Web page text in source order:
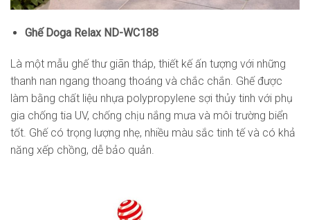
Ghế Doga Relax ND-WC188
Là một mẫu ghế thư giãn tháp, thiết kế ấn tượng với những
thanh nan ngang thoang thoáng và chắc chắn. Ghế được
làm bằng chất liệu nhựa polypropylene sợi thủy tinh với phụ
gia chống tia UV, chống chịu nắng mưa và môi trường biển
tốt. Ghế có trọng lượng nhẹ, nhiều màu sắc tinh tế và có khả
năng xếp chồng, dễ bảo quản.